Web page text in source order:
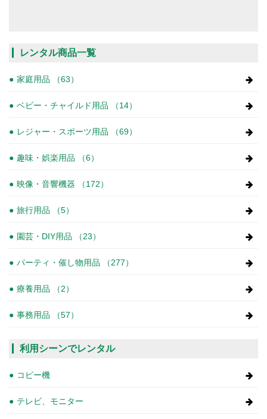
レンタル商品一覧
家庭用品 （63）
ベビー・チャイルド用品 （14）
レジャー・スポーツ用品 （69）
趣味・娯楽用品 （6）
映像・音響機器 （172）
旅行用品 （5）
園芸・DIY用品 （23）
パーティ・催し物用品 （277）
療養用品 （2）
事務用品 （57）
利用シーンでレンタル
コピー機
テレビ、モニター